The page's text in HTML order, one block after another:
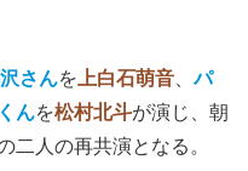
さんを 上白石萌音 、パ
んを松村北斗が演じ、朝
二人の再共演となる。